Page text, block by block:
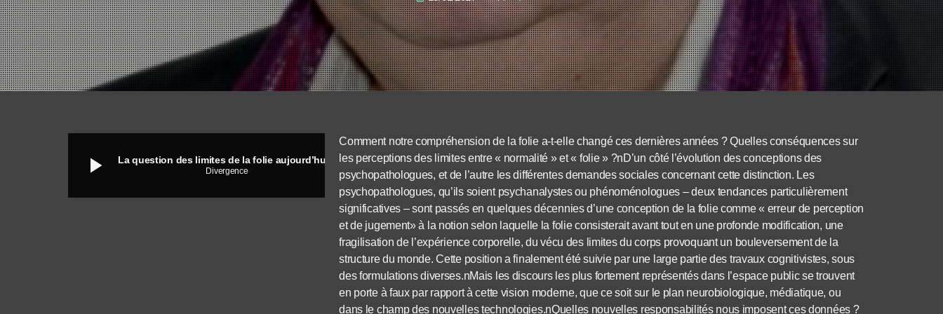
play_arrow Divergence
Comment notre compréhension de la folie a-t-elle changé ces dernières années ? Quelles conséquences sur
les perceptions des limites entre « normalité » et « folie » ?nD’un côté l’évolution des conceptions des
psychopathologues, et de l’autre les différentes demandes sociales concernant cette distinction. Les
psychopathologues, qu’ils soient psychanalystes ou phénoménologues – deux tendances particulièrement
significatives – sont passés en quelques décennies d’une conception de la folie comme « erreur de perception
et de jugement» à la notion selon laquelle la folie consisterait avant tout en une profonde modification, une
fragilisation de l’expérience corporelle, du vécu des limites du corps provoquant un bouleversement de la
structure du monde. Cette position a finalement été suivie par une large partie des travaux cognitivistes, sous
des formulations diverses.nMais les discours les plus fortement représentés dans l’espace public se trouvent
en porte à faux par rapport à cette vision moderne, que ce soit sur le plan neurobiologique, médiatique, ou
dans le champ des nouvelles technologies.nQuelles nouvelles responsabilités nous imposent ces données ?